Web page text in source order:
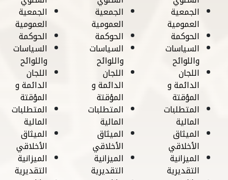
الجمعية
العمومية
الحوكمة
السياسات
واللوائح
اللجان
الدائمة و
المؤقتة
المتطلبات
المالية
الميثاق
الأخلاقي
الميزانية
التقديرية
الجمعية
العمومية
الحوكمة
السياسات
واللوائح
اللجان
الدائمة و
المؤقتة
المتطلبات
المالية
الميثاق
الأخلاقي
الميزانية
التقديرية
الجمعية
العمومية
الحوكمة
السياسات
واللوائح
اللجان
الدائمة و
المؤقتة
المتطلبات
المالية
الميثاق
الأخلاقي
الميزانية
التقديرية